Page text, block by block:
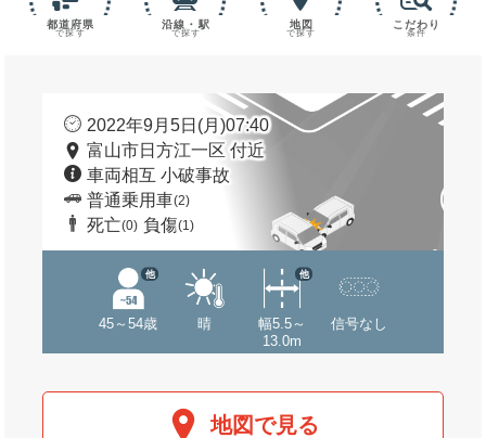
都道府県
で探す
沿線・駅
で探す
地図
で探す
こだわり
条件
2022年9月5日(月)07:40
富山市日方江一区 付近
車両相互 小破事故
普通乗用車(2)
死亡(0) 負傷(1)
45～54歳
他
晴
幅5.5～
13.0m
他
信号なし
地図で見る